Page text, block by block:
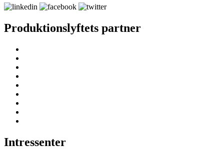
Produktionslyftets partner
Intressenter